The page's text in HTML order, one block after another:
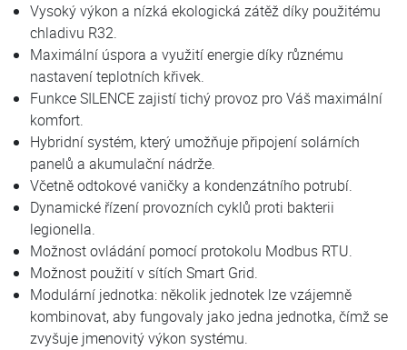
Vysoký výkon a nízká ekologická zátěž díky použitému
chladivu R32.
Maximální úspora a využití energie díky různému
nastavení teplotních křivek.
Funkce SILENCE zajistí tichý provoz pro Váš maximální
komfort.
Hybridní systém, který umožňuje připojení solárních
panelů a akumulační nádrže.
Včetně odtokové vaničky a kondenzátního potrubí.
Dynamické řízení provozních cyklů proti bakterii
legionella.
Možnost ovládání pomocí protokolu Modbus RTU.
Možnost použití v sítích Smart Grid.
Modulární jednotka: několik jednotek lze vzájemně
kombinovat, aby fungovaly jako jedna jednotka, čímž se
zvyšuje jmenovitý výkon systému.